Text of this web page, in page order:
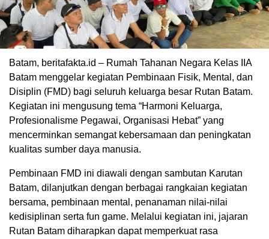
Batam, beritafakta.id – Rumah Tahanan Negara Kelas IIA
Batam menggelar kegiatan Pembinaan Fisik, Mental, dan
Disiplin (FMD) bagi seluruh keluarga besar Rutan Batam.
Kegiatan ini mengusung tema “Harmoni Keluarga,
Profesionalisme Pegawai, Organisasi Hebat” yang
mencerminkan semangat kebersamaan dan peningkatan
kualitas sumber daya manusia.
Pembinaan FMD ini diawali dengan sambutan Karutan
Batam, dilanjutkan dengan berbagai rangkaian kegiatan
bersama, pembinaan mental, penanaman nilai-nilai
kedisiplinan serta fun game. Melalui kegiatan ini, jajaran
Rutan Batam diharapkan dapat memperkuat rasa